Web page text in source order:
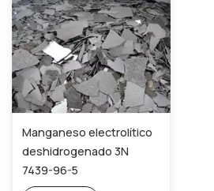
Manganeso electrolítico
deshidrogenado 3N
7439-96-5